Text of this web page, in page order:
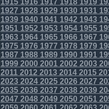
191519161917 19181919
1927 1928192919301931
1939194019411942 1943
19511952 195319541955
19631964196519661967
197519761977 19781979
1987 1988198919901991
1999200020012002 2003
20112012 201320142015
20232024202520262027
203520362037 20382039
2047 2048204920502051